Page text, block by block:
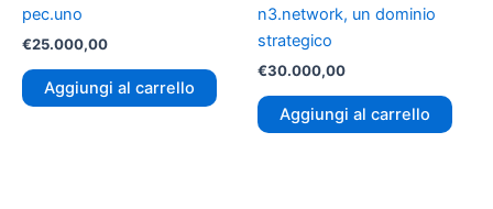
pec.uno
€25.000,00
Aggiungi al carrello
n3.network, un dominio
strategico
€30.000,00
Aggiungi al carrello